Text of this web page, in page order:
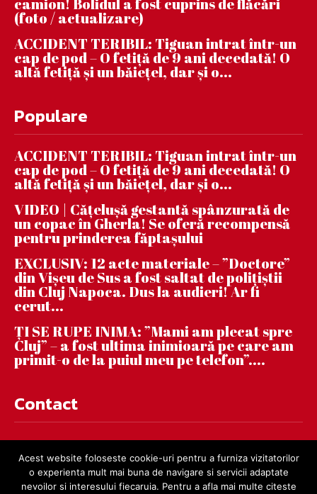
(foto / actualizare)
ACCIDENT TERIBIL: Tiguan intrat într-un
cap de pod – O fetiță de 9 ani decedată! O
altă fetiță și un băiețel, dar și o...
Populare
ACCIDENT TERIBIL: Tiguan intrat într-un
cap de pod – O fetiță de 9 ani decedată! O
altă fetiță și un băiețel, dar și o...
VIDEO | Căţeluşă gestantă spânzurată de
un copac în Gherla! Se oferă recompensă
pentru prinderea făptaşului
EXCLUSIV: 12 acte materiale – ”Doctore”
din Vișeu de Sus a fost saltat de polițiștii
din Cluj Napoca. Dus la audieri! Ar fi
cerut...
ȚI SE RUPE INIMA: ”Mami am plecat spre
Cluj” – a fost ultima inimioară pe care am
primit-o de la puiul meu pe telefon”....
Contact
Acest website foloseste cookie-uri pentru a furniza vizitatorilor
o experienta mult mai buna de navigare si servicii adaptate
nevoilor si interesului fiecaruia. Pentru a afla mai multe citeste